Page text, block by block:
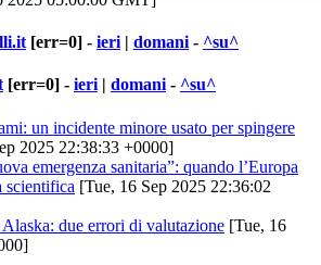
[err=0] - ieri | domani - ^su^
[err=0] - ieri | domani - ^su^
un incidente minore usato per spingere
2025 22:38:33 +0000]
emergenza sanitaria”: quando l’Europa
scientifica [Tue, 16 Sep 2025 22:36:02
due errori di valutazione [Tue, 16